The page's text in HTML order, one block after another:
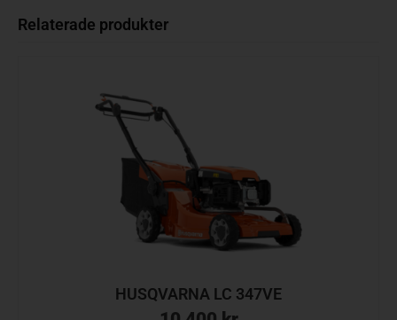
Relaterade produkter
HUSQVARNA LC 347VE